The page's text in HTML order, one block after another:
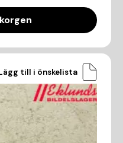
till i önskelista